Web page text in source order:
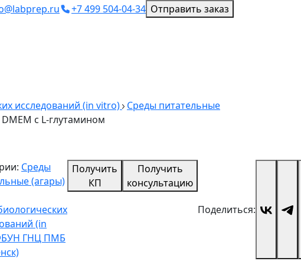
+7 499 504-04-34 Отправить заказ
исследований (in vitro) Среды питательные
с L-глутамином
Среды
(агары)
(in
ГНЦ ПМБ
Получить
КП
Получить
консультацию
Поделиться: